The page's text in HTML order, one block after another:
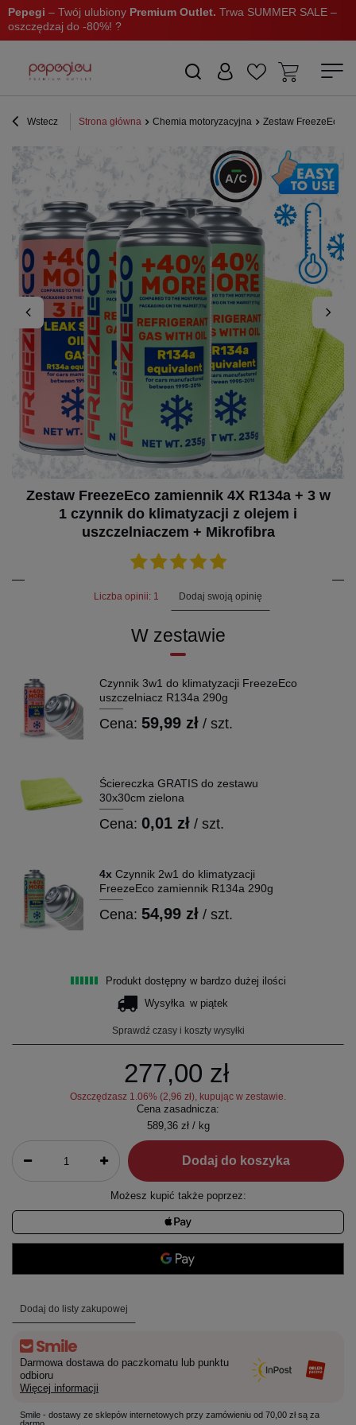
Pepegi – Twój ulubiony Premium Outlet. Trwa SUMMER SALE –
oszczędzaj do -80%! ?
Wstecz Strona główna Chemia motoryzacyjna Zestaw FreezeEco
Zestaw FreezeEco zamiennik 4X R134a + 3 w
1 czynnik do klimatyzacji z olejem i
uszczelniaczem + Mikrofibra
Liczba opinii: 1 Dodaj swoją opinię
W zestawie
Czynnik 3w1 do klimatyzacji FreezeEco
uszczelniacz R134a 290g
Cena: 59,99 zł / szt.
Ściereczka GRATIS do zestawu
30x30cm zielona
Cena: 0,01 zł / szt.
4x Czynnik 2w1 do klimatyzacji
FreezeEco zamiennik R134a 290g
Cena: 54,99 zł / szt.
Produkt dostępny w bardzo dużej ilości
Wysyłka w piątek
Sprawdź czasy i koszty wysyłki
277,00 zł
Oszczędzasz 1.06% (2,96 zł), kupując w zestawie.
Cena zasadnicza:
589,36 zł / kg
Dodaj do koszyka
Możesz kupić także poprzez:
Dodaj do listy zakupowej
Darmowa dostawa do paczkomatu lub punktu
odbioru
Więcej informacji
Smile - dostawy ze sklepów internetowych przy zamówieniu od 70,00 zł są za